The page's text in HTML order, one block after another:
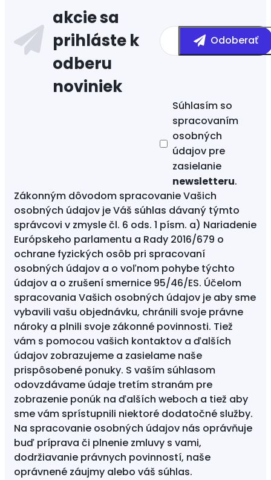
Súhlasím so
spracovaním
osobných
údajov pre
zasielanie
newsletteru.
Zákonným dôvodom spracovanie Vašich
osobných údajov je Váš súhlas dávaný týmto
správcovi v zmysle čl. 6 ods. 1 písm. a) Nariadenie
Európskeho parlamentu a Rady 2016/679 o
ochrane fyzických osôb pri spracovaní
osobných údajov a o voľnom pohybe týchto
údajov a o zrušení smernice 95/46/ES. Účelom
spracovania Vašich osobných údajov je aby sme
vybavili vašu objednávku, chránili svoje právne
nároky a plnili svoje zákonné povinnosti. Tiež
vám s pomocou vašich kontaktov a ďalších
údajov zobrazujeme a zasielame naše
prispôsobené ponuky. S vaším súhlasom
odovzdávame údaje tretím stranám pre
zobrazenie ponúk na ďalších weboch a tiež aby
sme vám sprístupnili niektoré dodatočné služby.
Na spracovanie osobných údajov nás oprávňuje
buď príprava či plnenie zmluvy s vami,
dodržiavanie právnych povinností, naše
oprávnené záujmy alebo váš súhlas.